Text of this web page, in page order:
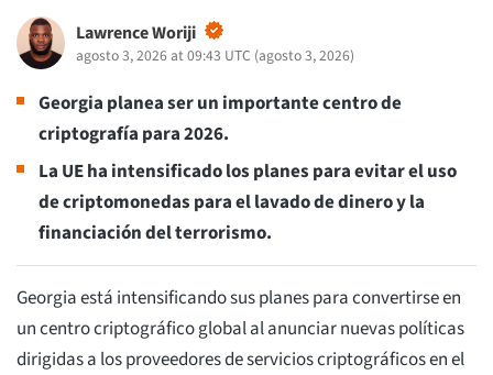
Lawrence Woriji
agosto 3, 2026 at 09:43 UTC (agosto 3, 2026)
Georgia planea ser un importante centro de
criptografía para 2026.
La UE ha intensificado los planes para evitar el uso
de criptomonedas para el lavado de dinero y la
financiación del terrorismo.
Georgia está intensificando sus planes para convertirse en
un centro criptográfico global al anunciar nuevas políticas
dirigidas a los proveedores de servicios criptográficos en el